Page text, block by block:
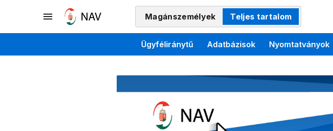
Magánszemélyek Teljes tartalom
Ügyféliránytű Adatbázisok Nyomtatványok